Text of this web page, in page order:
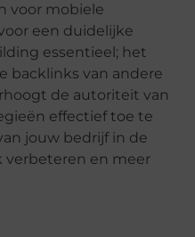
voor mobiele
een duidelijke
essentieel; het
backlinks van andere
de autoriteit van
effectief toe te
jouw bedrijf in de
verbeteren en meer